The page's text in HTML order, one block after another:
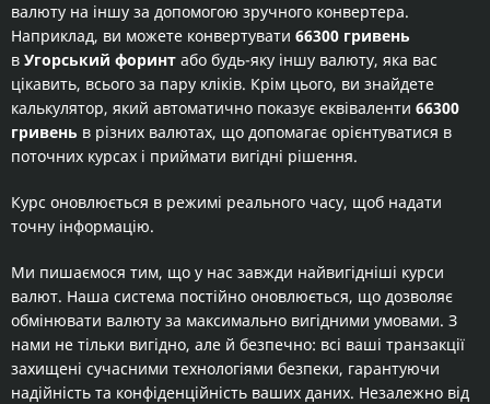
валюту на іншу за допомогою зручного конвертера.
Наприклад, ви можете конвертувати 66300 гривень
в Угорський форинт або будь-яку іншу валюту, яка вас
цікавить, всього за пару кліків. Крім цього, ви знайдете
калькулятор, який автоматично показує еквіваленти 66300
гривень в різних валютах, що допомагає орієнтуватися в
поточних курсах і приймати вигідні рішення.
Курс оновлюється в режимі реального часу, щоб надати
точну інформацію.
Ми пишаємося тим, що у нас завжди найвигідніші курси
валют. Наша система постійно оновлюється, що дозволяє
обмінювати валюту за максимально вигідними умовами. З
нами не тільки вигідно, але й безпечно: всі ваші транзакції
захищені сучасними технологіями безпеки, гарантуючи
надійність та конфіденційність ваших даних. Незалежно від